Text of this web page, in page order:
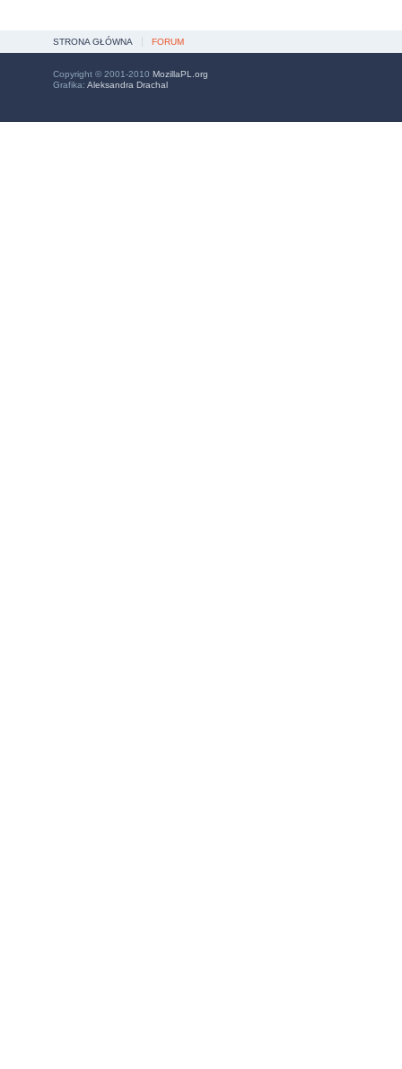
STRONA GŁÓWNA FORUM
Copyright © 2001-2010 MozillaPL.org
Grafika: Aleksandra Drachal